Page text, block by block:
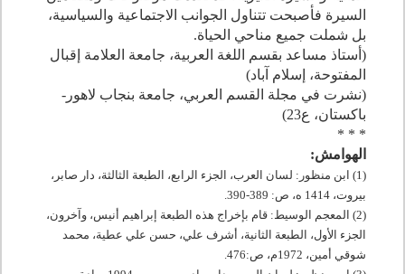
السيرة فأصبحت تتناول الجوانب الاجتماعية والسياسية،
بل شملت جميع مناحي الحياة.
(أستاذ مساعد بقسم اللغة العربية، جامعة العلامة إقبال
المفتوحة، إسلام آباد)
(نشرت في مجلة القسم العربي، جامعة بنجاب لاهور-
باكستان، ع23)
* * *
الهوامش:
(1) ابن منظور: لسان العرب، الجزء الرابع، الطبعة الثالثة، دار صابر،
بيروت،1414 ه، ص: 389
-
390
.
(2) المعجم الوسيط: قام بإخراج هذه الطبعة إبراهيم أنيس، وآخرون،
الجزء الأول، الطبعة الثانية، أشرف علي، حسن علي عطية، محمد
شوقي أمين، 1972م، ص:476
.